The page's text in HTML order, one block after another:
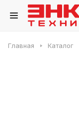
Главная Каталог